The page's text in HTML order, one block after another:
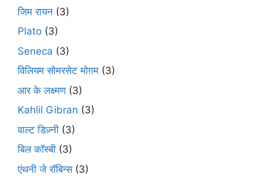
जिम रायन (3)
Plato (3)
Seneca (3)
विलियम सोमरसेट मोग़म (3)
आर के लक्ष्मण(3)
Kahlil Gibran (3)
वाल्ट डिज़्नी (3)
बिल कॉस्बी (3)
एंथनी जे रॉबिन्स(3)